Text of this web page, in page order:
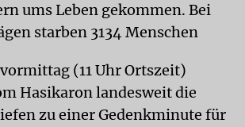
ums Leben gekommen. Bei
starben 3134 Menschen
(11 Uhr Ortszeit)
Hasikaron landesweit die
zu einer Gedenkminute für